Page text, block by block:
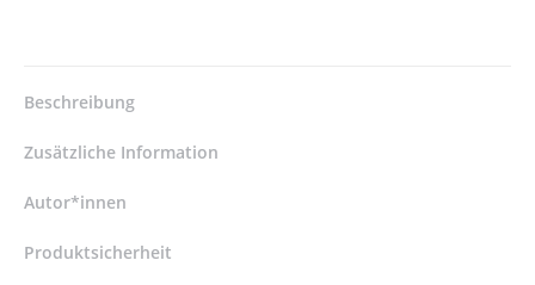
Ina
–
9783826078675
978-
Beschreibung
Zusätzliche Information
Autor*innen
Produktsicherheit